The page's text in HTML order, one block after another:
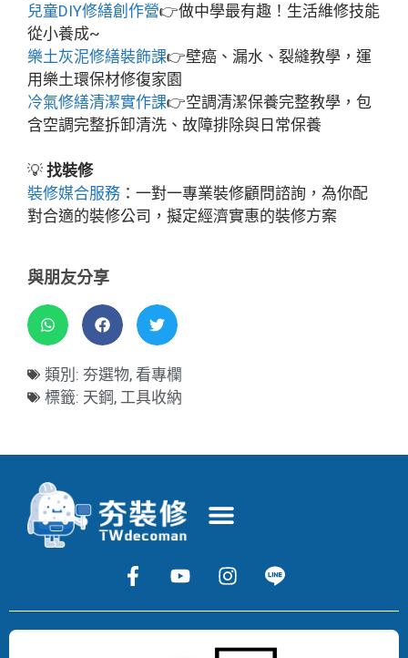
兒童DIY修繕創作營👉做中學最有趣！生活維修技能
從小養成~
樂土灰泥修繕裝飾課👉壁癌、漏水、裂縫教學，運
用樂土環保材修復家園
冷氣修繕清潔實作課👉空調清潔保養完整教學，包
含空調完整拆卸清洗、故障排除與日常保養
💡 找裝修
裝修媒合服務 ：一對一專業裝修顧問諮詢，為你配
對合適的裝修公司，擬定經濟實惠的裝修方案
與朋友分享
類別: 夯選物, 看專欄
標籤: 天鋼, 工具收納
Copyright